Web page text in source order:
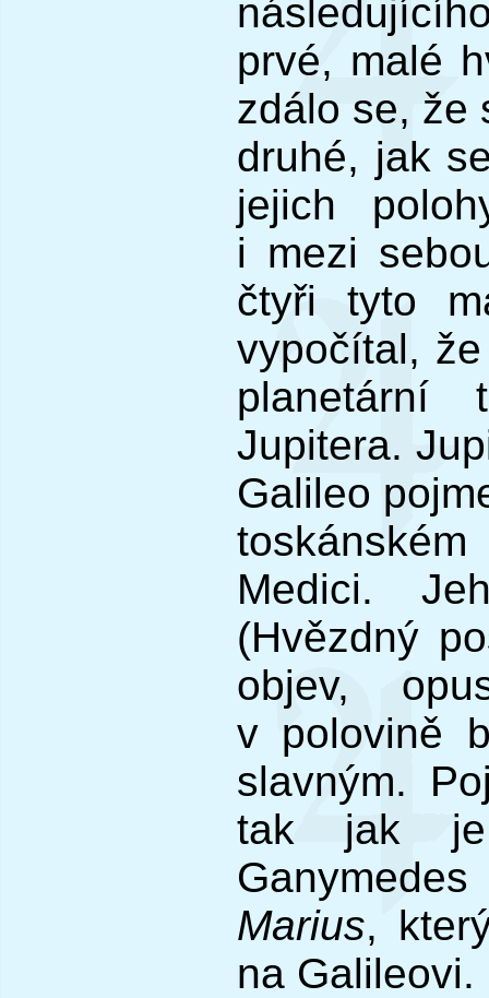
prvé, malé
zdálo se, že
druhé, jak
jejich
i mezi
čtyři tyto
vypočítal,
planetární
Jupitera.
Galileo
Medici.
(Hvězdný
objev,
v polovině
slavným.
tak jak je
Marius,
na Galileovi.